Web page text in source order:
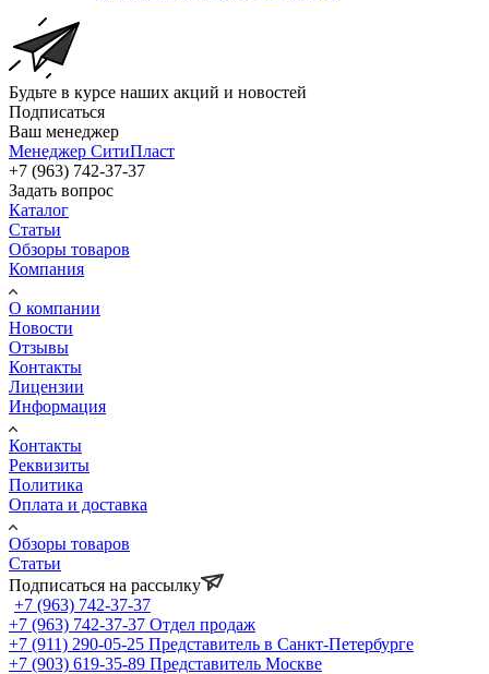
Будьте в курсе наших акций и новостей
Подписаться
Ваш менеджер
Менеджер СитиПласт
+7 (963) 742-37-37
Задать вопрос
Каталог
Статьи
Обзоры товаров
Компания
О компании
Новости
Отзывы
Контакты
Лицензии
Информация
Контакты
Реквизиты
Политика
Оплата и доставка
Обзоры товаров
Статьи
Подписаться на рассылку
+7 (963) 742-37-37
+7 (963) 742-37-37 Отдел продаж
+7 (911) 290-05-25 Представитель в Санкт-Петербурге
+7 (903) 619-35-89 Представитель Москве